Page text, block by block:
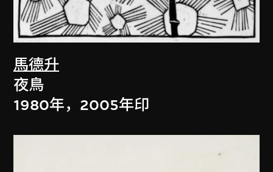
馬德升
夜鳥
1980年，2005年印